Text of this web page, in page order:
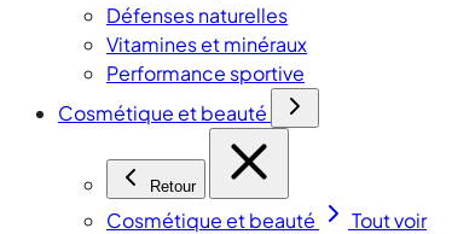
Défenses naturelles
Vitamines et minéraux
Performance sportive
Cosmétique et beauté
Retour
Cosmétique et beauté
Tout voir